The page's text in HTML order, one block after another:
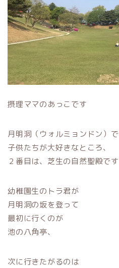
摂理ママのあっこです
月明洞（ウォルミョンドン）で
子供たちが大好きなところ、
２番目は、芝生の自然聖殿です
幼稚園生のトラ君が
月明洞の坂を登って
最初に行くのが
池の八角亭、
次に行きたがるのは